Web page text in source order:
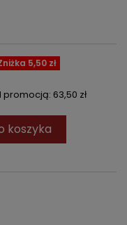
5,50 zł
promocją: 63,50 zł
koszyka